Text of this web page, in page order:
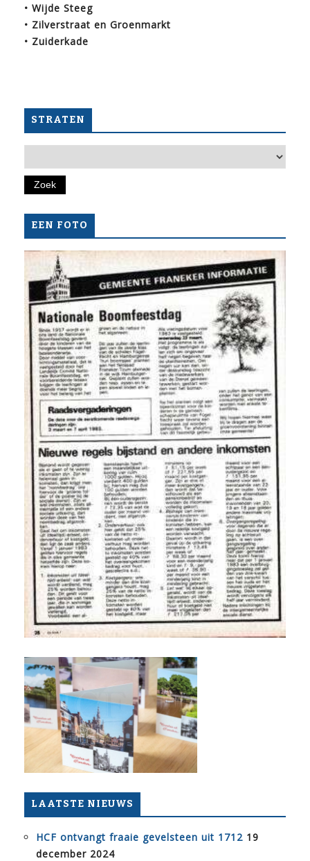
• Wijde Steeg
• Zilverstraat en Groenmarkt
• Zuiderkade
STRATEN
EEN FOTO
LAATSTE NIEUWS
HCF ontvangt fraaie gevelsteen uit 1712 19
december 2024